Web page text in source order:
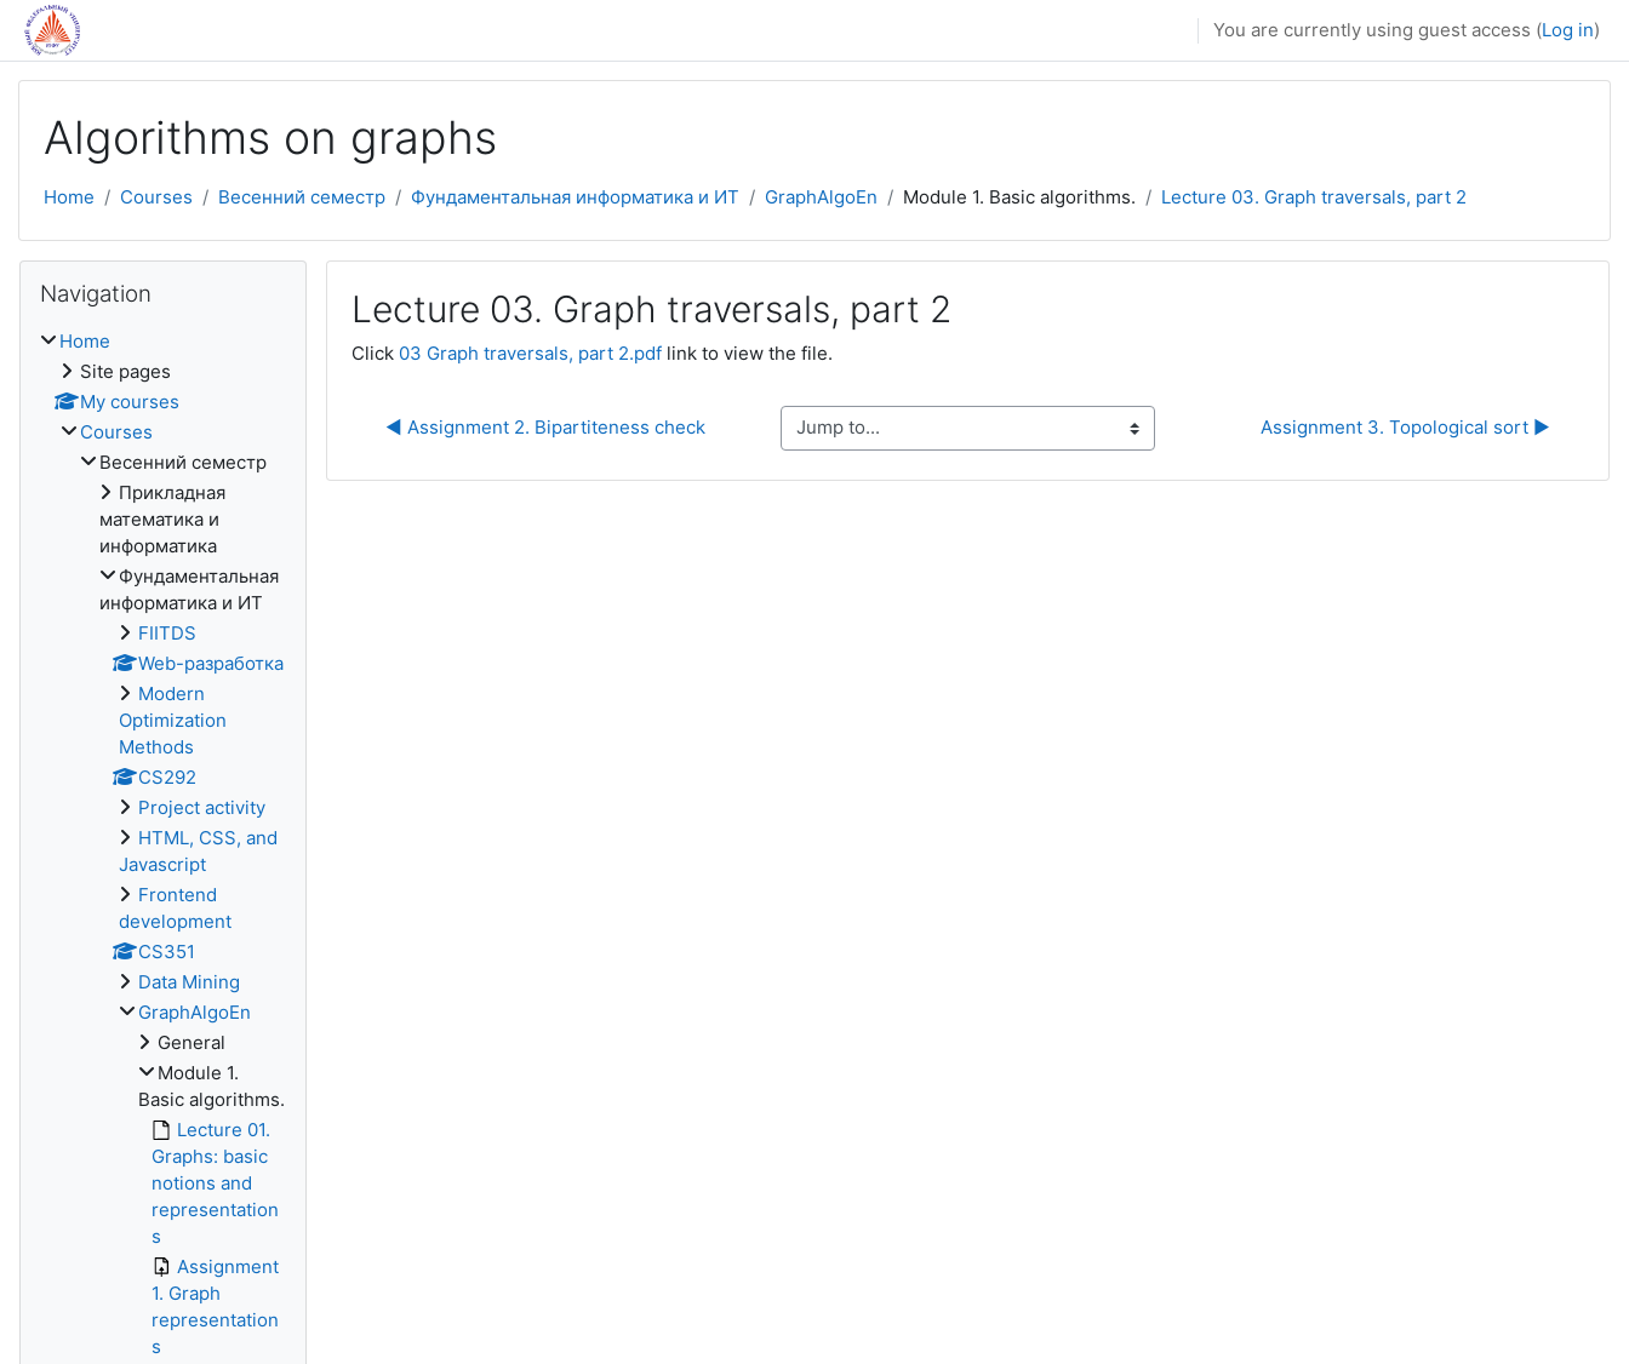
Skip to main content
You are currently using guest access (Log in)
Algorithms on graphs
Home Courses Весенний семестр Фундаментальная информатика и ИТ GraphAlgoEn Module 1. Basic algorithms. Lecture 03. Graph traversals, part 2
Lecture 03. Graph traversals, part 2
Click 03 Graph traversals, part 2.pdflink to view the file.
◀︎ Assignment 2. Bipartiteness check Jump to... Assignment 3. Topological sort ▶︎
Navigation
Home
Site pages
My courses
Courses
Весенний семестр
Прикладная
математика и
информатика
Фундаментальная
информатика и ИТ
FIITDS
Web-разработка
Modern
Optimization
Methods
CS292
Project activity
HTML, CSS, and
Javascript
Frontend
development
CS351
Data Mining
GraphAlgoEn
General
Module 1.
Basic algorithms.
Lecture 01.
Graphs: basic
notions and
representation
s
Assignment
1. Graph
representation
s